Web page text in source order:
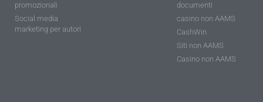
promozionali
Social media
marketing per autori
documenti
casino non AAMS
CashWin
Siti non AAMS
Casino non AAMS